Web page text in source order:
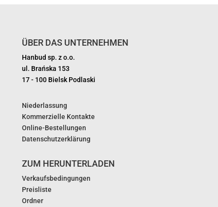
ÜBER DAS UNTERNEHMEN
Hanbud sp. z o.o.
ul. Brańska 153
17 - 100 Bielsk Podlaski
Niederlassung
Kommerzielle Kontakte
Online-Bestellungen
Datenschutzerklärung
ZUM HERUNTERLADEN
Verkaufsbedingungen
Preisliste
Ordner